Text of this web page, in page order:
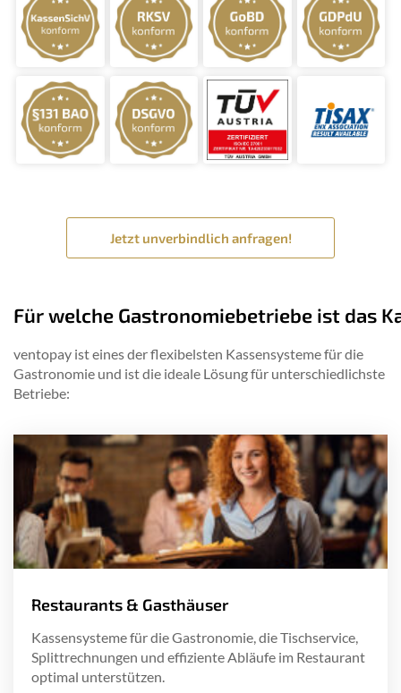
Jetzt unverbindlich anfragen!
Fürwelche Gastronomiebetriebe ist das
ventopay ist eines der flexibelsten Kassensysteme für die
Gastronomie und ist die ideale Lösung für unterschiedlichste
Betriebe:
Restaurants & Gasthäuser
Kassensysteme für die Gastronomie, die Tischservice,
Splittrechnungen und effiziente Abläufe im Restaurant
optimal unterstützen.